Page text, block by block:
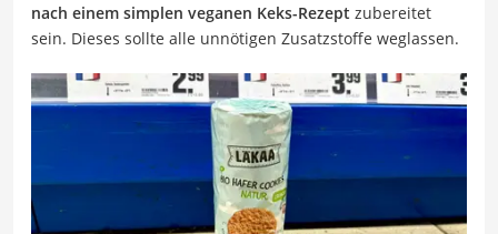
nach einem simplen veganen Keks-Rezept zubereitet
sein. Dieses sollte alle unnötigen Zusatzstoffe weglassen.